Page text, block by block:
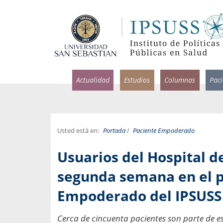
Actualidad Estudios Columnas
Usted está en: Portada/ Paciente Empoderado
Usuarios del Hospital
segunda semana en el
Empoderado del IPSUSS
Cerca de cincuenta pacientes son parte de
médicas y
por incapacidad
Infectólogo y profesor
Medicina, Universidad
Pandemias del
una enfermedad